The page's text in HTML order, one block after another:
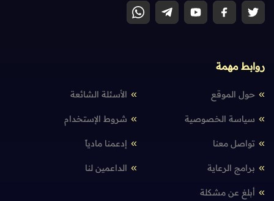
روابط مهمة
حول الموقع الأسئلة الشائعة
سياسة الخصوصية شروط الإستخدام
تواصل معنا إدعمنا مادياً
برامج الرعاية الداعمين لنا
أبلغ عن مشكلة